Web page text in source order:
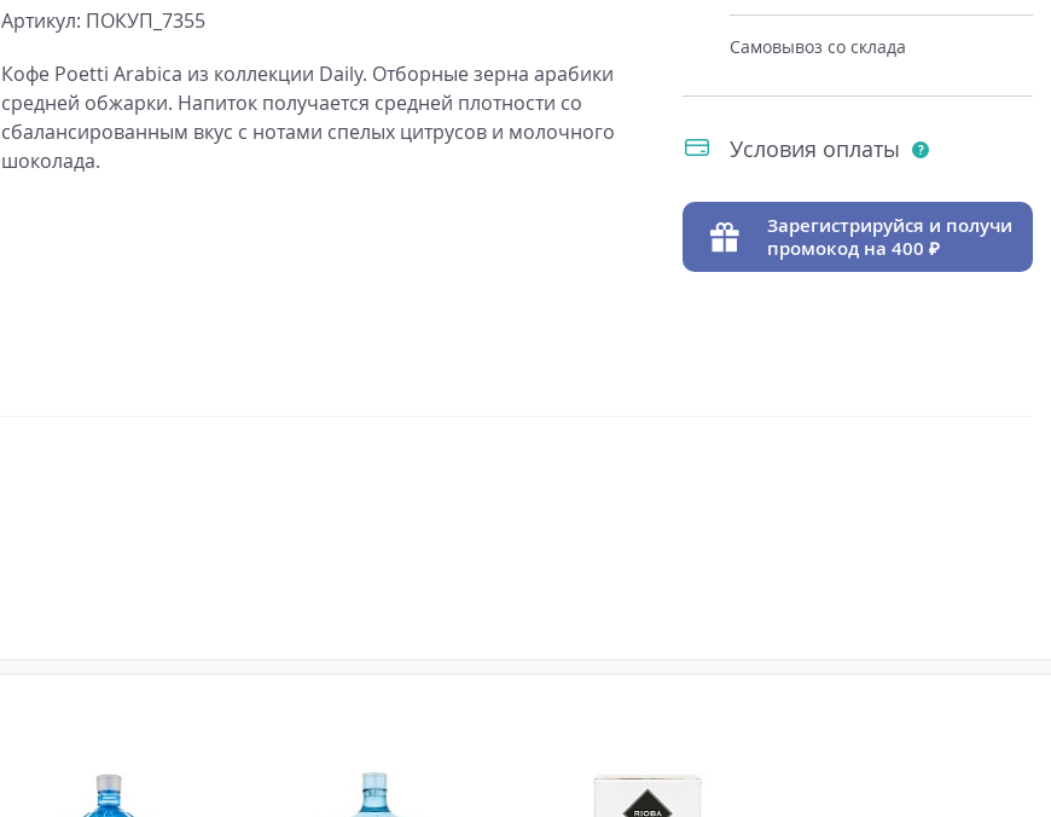
Артикул: ПОКУП_7355
Кофе Poetti Arabica из коллекции Daily. Отборные зерна арабики
средней обжарки. Напиток получается средней плотности со
сбалансированным вкус с нотами спелых цитрусов и молочного
шоколада.
Самовывоз со склада
Условия оплаты
Зарегистрируйся и получи
промокод на 400